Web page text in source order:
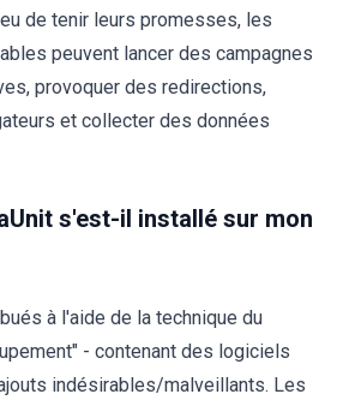
de tenir leurs promesses, les
peuvent lancer des campagnes
provoquer des redirections,
et collecter des données
s'est-il installé sur mon
à l'aide de la technique du
- contenant des logiciels
indésirables/malveillants. Les